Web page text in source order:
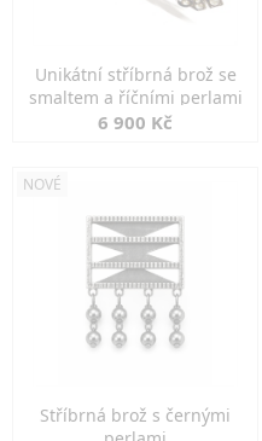
Unikátní stříbrná brož se
smaltem a říčními perlami
6 900 Kč
NOVÉ
Stříbrná brož s černými